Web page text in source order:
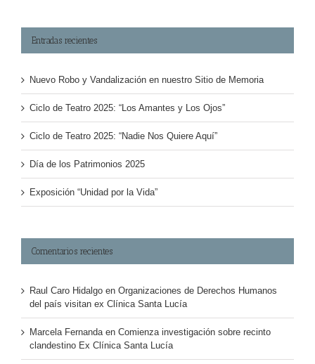
Entradas recientes
Nuevo Robo y Vandalización en nuestro Sitio de Memoria
Ciclo de Teatro 2025: “Los Amantes y Los Ojos”
Ciclo de Teatro 2025: “Nadie Nos Quiere Aquí”
Día de los Patrimonios 2025
Exposición “Unidad por la Vida”
Comentarios recientes
Raul Caro Hidalgo en Organizaciones de Derechos Humanos
del país visitan ex Clínica Santa Lucía
Marcela Fernandaen Comienza investigación sobre recinto
clandestino Ex Clínica Santa Lucía